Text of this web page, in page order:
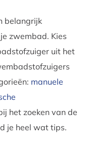
belangrijk
zwembad. Kies
uit het
manuele
het zoeken van de
je heel wat tips.